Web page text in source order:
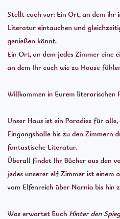
Stellt euch vor: Ein Ort, an dem ihr
Literatur eintauchen und
genießen könnt.
Ein Ort, an dem jedes Zimmer eine
an dem Ihr euch wie zu Hause
Willkommen in Eurem literarischen
Unser Haus ist ein Paradies für
Eingangshalle bis zu den Zimmern
fantastische Literatur.
Überall findet Ihr Bücher aus den
jedes unserer elf Zimmer ist einem
vom Elfenreich über Narnia bis hin
Was erwartet Euch Hinter den